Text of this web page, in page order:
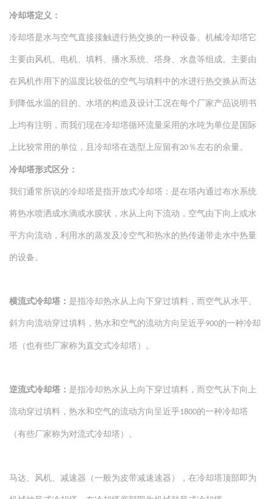
填料，而空气从水平、斜方向流动穿过填料，热水和空气的流动方向
呈近乎900的一种冷却塔（也有些厂家称为直交式冷却塔）。 逆流
称为对流式冷却塔）。 马达、风机、减速器（一般为皮带减速速
器），在冷却塔顶部即为机械抽风式冷却塔，在冷却塔底部即为机械
鼓风式冷却塔。 冷却塔降温的实现形式： 主要方面(潜热)一通过水
的蒸发吸收水的热量，使水降温； 次要方面(显热)一通过水与空气之
却塔执行国家标准GB/T-7190.1-2008来设计及选型。 1：进水温度
t1=37℃ 2：出水温度t2=32℃ 3：湿球温度τ=28℃ 4：大
气压力p=9.94×104 湿球温度定义： 湿球温度难以用简短的文字给出
严谨确切的定义。湿球温度是标定空气相对湿度的一种手段，其涵义
度。即水在冷却塔中可能被冷却到的***低温度，即冷却塔出水温度的
***低极限值。 由湿球温度计所测量的温度，湿球温度对冷却塔出水
温度的影响非常大。 通常天气预报的温度是指干球温度，湿球温度永
于湿球温度3℃以上，即逼近度t2-τ≥3℃。逼近度越小越难达到。如果
要将出水温度降到湿球温度，则冷却塔必须做到无限大，实际上不可
能也不经济。 选型必须要素： 冷却塔选型必须要有以下四个要素：
冷却塔定义：
冷却塔是水与空气直接接触进行热交换的一种设备。机械冷却塔它
主要由风机、电机、填料、播水系统、塔身、水盘等组成。主要由
在风机作用下的温度比较低的空气与填料中的水进行热交换从而达
到降低水温的目的。水塔的构造及设计工况在每个厂家产品说明书
上均有注明，而我们现在冷却塔循环流量采用的水吨为单位是国际
上比较常用的单位，且冷却塔在选型上应留有20 ％左右的余量。
冷却塔形式区分：
我们通常所说的冷却塔是指开放式冷却塔：是在塔内通过布水系统
将热水喷洒成水滴或水膜状，水从上向下流动，空气由下向上或水
平方向流动，利用水的蒸发及冷空气和热水的热传递带走水中热量
的设备。
横流式冷却塔： 是指冷却热水从上向下穿过填料，而空气从水平、
斜方向流动穿过填料，热水和空气的流动方向呈近乎900的一种冷却
塔（也有些厂家称为直交式冷却塔）。
逆流式冷却塔： 是指冷却热水从上向下穿过填料，而空气从下向上
流动穿过填料，热水和空气的流动方向呈近乎1800的一种冷却塔
（有些厂家称为对流式冷却塔）。
马达、风机、减速器（一般为皮带减速速器），在冷却塔顶部即为